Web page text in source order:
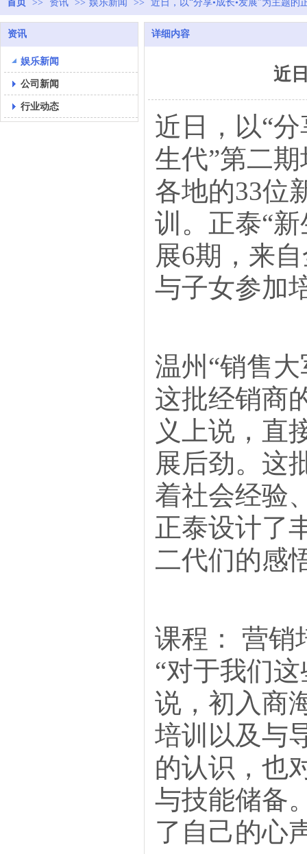
首页 >> 资讯 >> 娱乐新闻 >> 近日，以“分享•成长•发展”为主题的
资讯
娱乐新闻
公司新闻
行业动态
详细内容
近
近日，以“
生代”第二
各地的33位
训。正泰“
展6期，来
与子女参加
温州“销售
这批经销商
义上说，直
展后劲。这
着社会经验
正泰设计了
二代们的感
课程： 营销
“对于我们
说，初入商
培训以及与
的认识，也
与技能储备
了自己的心